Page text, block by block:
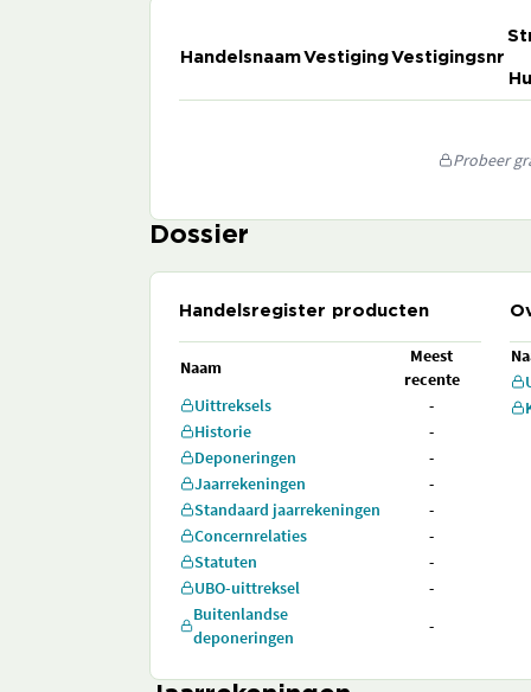
HandelsnaamVestigingVestigingsnr
Probeer
Dossier
Handelsregister producten
Naam
Meest
recente
Uittreksels
-
Historie
-
Deponeringen
-
Jaarrekeningen
-
Standaard jaarrekeningen
-
Concernrelaties
-
Statuten
-
UBO-uittreksel
-
Buitenlandse
deponeringen
-